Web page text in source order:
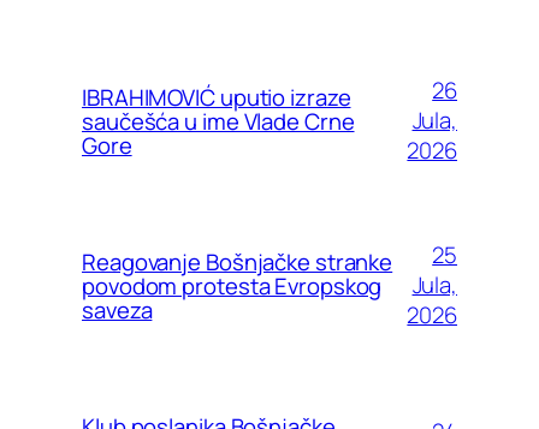
IBRAHIMOVIĆ uputio izraze
saučešća u ime Vlade Crne
Gore
26
Jula,
2026
Reagovanje Bošnjačke stranke
povodom protesta Evropskog
saveza
25
Jula,
2026